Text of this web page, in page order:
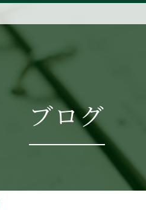
ブログ